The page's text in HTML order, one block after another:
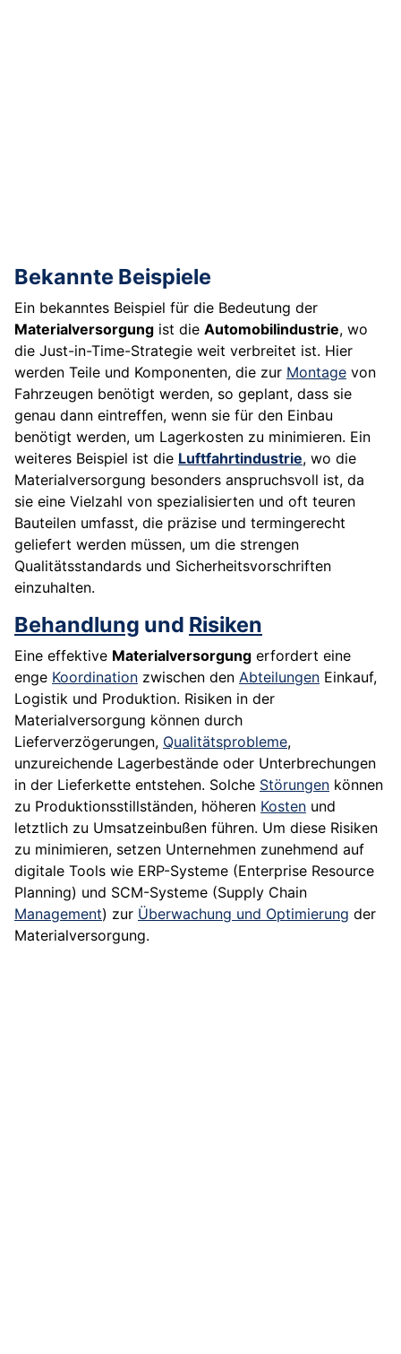
Bekannte Beispiele
Ein bekanntes Beispiel für die Bedeutung der
Materialversorgung ist die Automobilindustrie, wo
die Just-in-Time-Strategie weit verbreitet ist. Hier
werden Teile und Komponenten, die zur Montage von
Fahrzeugen benötigt werden, so geplant, dass sie
genau dann eintreffen, wenn sie für den Einbau
benötigt werden, um Lagerkosten zu minimieren. Ein
weiteres Beispiel ist die Luftfahrtindustrie, wo die
Materialversorgung besonders anspruchsvoll ist, da
sie eine Vielzahl von spezialisierten und oft teuren
Bauteilen umfasst, die präzise und termingerecht
geliefert werden müssen, um die strengen
Qualitätsstandards und Sicherheitsvorschriften
einzuhalten.
Behandlung und Risiken
Eine effektive Materialversorgung erfordert eine
enge Koordination zwischen den Abteilungen Einkauf,
Logistik und Produktion. Risiken in der
Materialversorgung können durch
Lieferverzögerungen, Qualitätsprobleme,
unzureichende Lagerbestände oder Unterbrechungen
in der Lieferkette entstehen. Solche Störungen können
zu Produktionsstillständen, höheren Kosten und
letztlich zu Umsatzeinbußen führen. Um diese Risiken
zu minimieren, setzen Unternehmen zunehmend auf
digitale Tools wie ERP-Systeme (Enterprise Resource
Planning) und SCM-Systeme (Supply Chain
Management) zur Überwachung und Optimierung der
Materialversorgung.